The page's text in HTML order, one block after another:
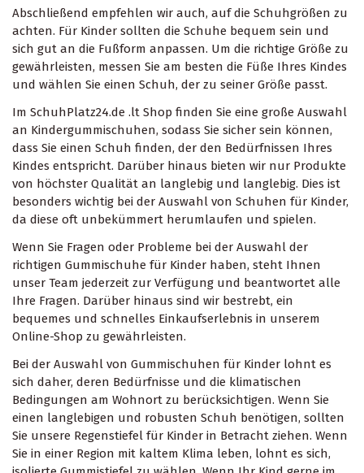
Abschließend empfehlen wir auch, auf die Schuhgrößen zu
achten. Für Kinder sollten die Schuhe bequem sein und
sich gut an die Fußform anpassen. Um die richtige Größe zu
gewährleisten, messen Sie am besten die Füße Ihres Kindes
und wählen Sie einen Schuh, der zu seiner Größe passt.
Im SchuhPlatz24.de .lt Shop finden Sie eine große Auswahl
an Kindergummischuhen, sodass Sie sicher sein können,
dass Sie einen Schuh finden, der den Bedürfnissen Ihres
Kindes entspricht. Darüber hinaus bieten wir nur Produkte
von höchster Qualität an langlebig und langlebig. Dies ist
besonders wichtig bei der Auswahl von Schuhen für Kinder,
da diese oft unbekümmert herumlaufen und spielen.
Wenn Sie Fragen oder Probleme bei der Auswahl der
richtigen Gummischuhe für Kinder haben, steht Ihnen
unser Team jederzeit zur Verfügung und beantwortet alle
Ihre Fragen. Darüber hinaus sind wir bestrebt, ein
bequemes und schnelles Einkaufserlebnis in unserem
Online-Shop zu gewährleisten.
Bei der Auswahl von Gummischuhen für Kinder lohnt es
sich daher, deren Bedürfnisse und die klimatischen
Bedingungen am Wohnort zu berücksichtigen. Wenn Sie
einen langlebigen und robusten Schuh benötigen, sollten
Sie unsere Regenstiefel für Kinder in Betracht ziehen. Wenn
Sie in einer Region mit kaltem Klima leben, lohnt es sich,